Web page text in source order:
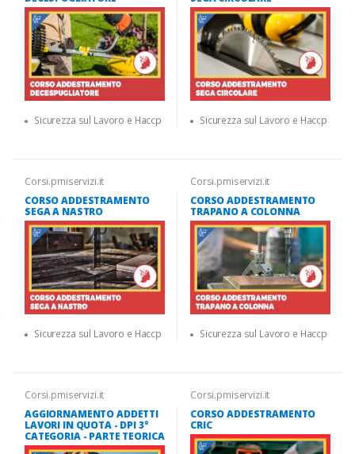
Sicurezza sul Lavoro e Haccp Sicurezza sul Lavoro e Haccp
Corsi.pmiservizi.it
CORSO ADDESTRAMENTO
SEGA A NASTRO
Sicurezza sul Lavoro e Haccp
Corsi.pmiservizi.it
CORSO ADDESTRAMENTO
TRAPANO A COLONNA
Sicurezza sul Lavoro e Haccp
Corsi.pmiservizi.it
AGGIORNAMENTO ADDETTI
LAVORI IN QUOTA - DPI 3°
CATEGORIA - PARTE TEORICA
Corsi.pmiservizi.it
CORSO ADDESTRAMENTO
CRIC